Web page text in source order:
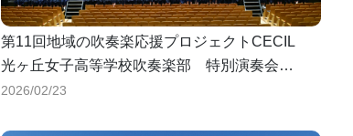
第11回地域の吹奏楽応援プロジェクトCECIL
光ヶ丘女子高等学校吹奏楽部 特別演奏会
ご来場ありがとうございました！
2026/02/23